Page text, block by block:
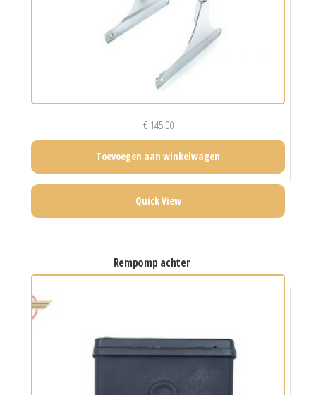
€145,00
Toevoegen aan winkelwagen
Quick View
rempomp achter